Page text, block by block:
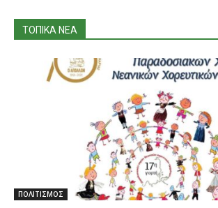
ΤΟΠΙΚΑ ΝΕΑ
ΠΟΛΙΤΙΣΜΟΣ